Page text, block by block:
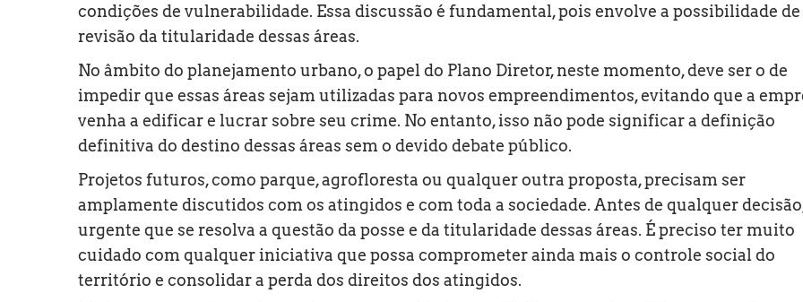
condições de vulnerabilidade. Essa discussão é fundamental, pois envolve a possibilidade de
revisão da titularidade dessas áreas.
No âmbito do planejamento urbano, o papel do Plano Diretor, neste momento, deve ser o de
impedir que essas áreas sejam utilizadas para novos empreendimentos, evitando que a
venha a edificar e lucrar sobre seu crime. No entanto, isso não pode significar a definição
definitiva do destino dessas áreas sem o devido debate público.
Projetos futuros, como parque, agrofloresta ou qualquer outra proposta, precisam ser
amplamente discutidos com os atingidos e com toda a sociedade. Antes de qualquer
urgente que se resolva a questão da posse e da titularidade dessas áreas. É preciso ter muito
cuidado com qualquer iniciativa que possa comprometer ainda mais o controle social do
território e consolidar a perda dos direitos dos atingidos.